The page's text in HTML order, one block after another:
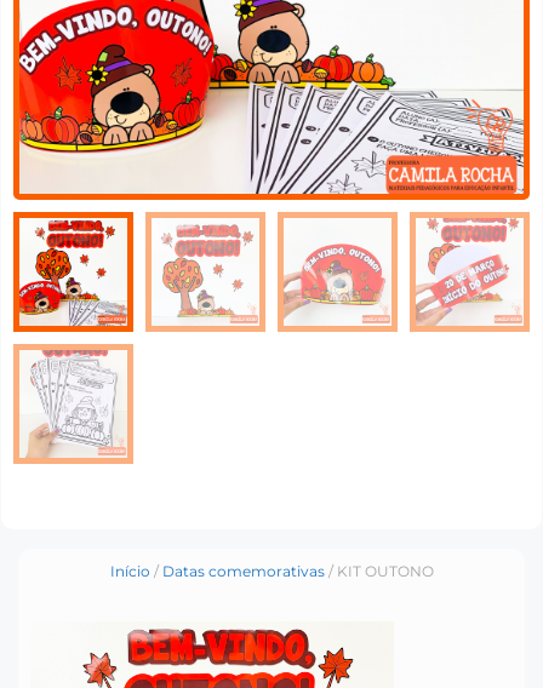
Início / Datas comemorativas/ KIT OUTONO